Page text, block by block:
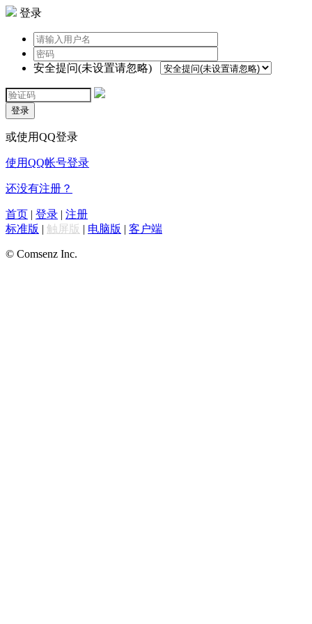
登录
安全提问(未设置请忽略)
登录
或使用QQ登录
使用QQ帐号登录
还没有注册？
首页 | 登录 | 注册
标准版 | 触屏版 | 电脑版 | 客户端
© Comsenz Inc.